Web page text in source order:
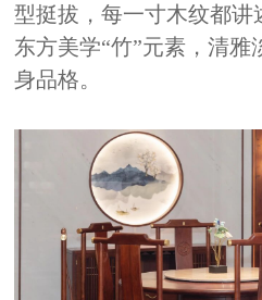
型挺拔，每一寸木纹都讲
东方美学“竹”元素，清雅
身品格。